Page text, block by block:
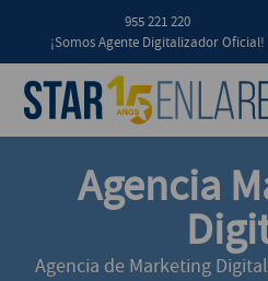
955 221 220
¡Somos Agente Digitalizador Oficial!
Agencia
Agencia de Marketing